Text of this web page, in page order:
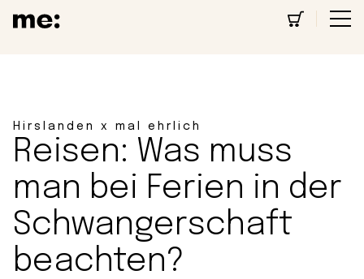
Hirslanden x mal ehrlich
Reisen: Was muss
man bei Ferien in der
Schwangerschaft
beachten?